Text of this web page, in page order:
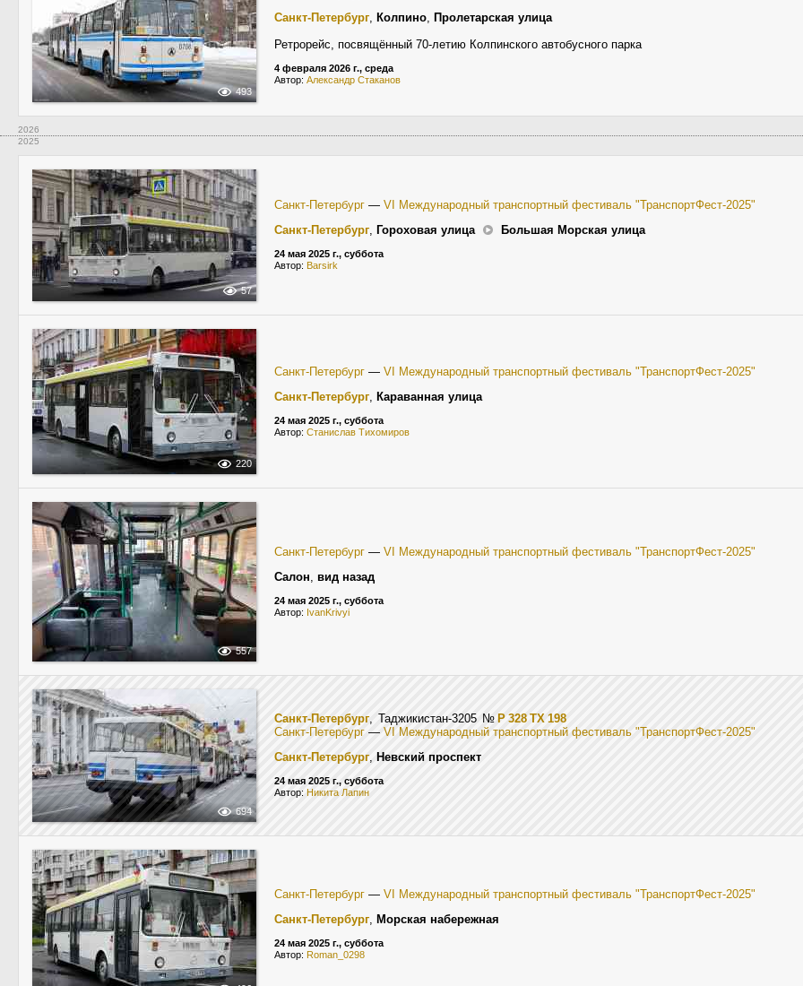
493
Санкт-Петербург, Колпино, Пролетарская улица
Ретрорейс, посвящённый 70-летию Колпинского автобусного парка
4 февраля 2026 г., среда
Автор: Александр Стаканов
2026
2025
57
Санкт-Петербург — VI Международный транспортный фестиваль "ТранспортФест-2025"
Санкт-Петербург, Гороховая улица Большая Морская улица
24 мая 2025 г., суббота
Автор: Barsirk
220
Санкт-Петербург — VI Международный транспортный фестиваль "ТранспортФест-2025"
Санкт-Петербург, Караванная улица
24 мая 2025 г., суббота
Автор: Станислав Тихомиров
557
Санкт-Петербург — VI Международный транспортный фестиваль "ТранспортФест-2025"
Салон, вид назад
24 мая 2025 г., суббота
Автор: IvanKrivyi
694
Санкт-Петербург, Таджикистан-3205 № Р 328 ТХ 198
Санкт-Петербург — VI Международный транспортный фестиваль "ТранспортФест-2025"
Санкт-Петербург, Невский проспект
24 мая 2025 г., суббота
Автор: Никита Лапин
Санкт-Петербург — VI Международный транспортный фестиваль "ТранспортФест-2025"
Санкт-Петербург, Морская набережная
24 мая 2025 г., суббота
Автор: Roman_0298